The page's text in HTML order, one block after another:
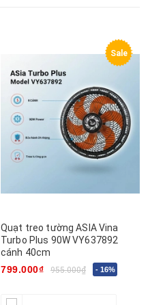
Sale
Quạt treo tường ASIA Vina
Turbo Plus 90W VY637892
cánh 40cm
799.000₫
955.000₫ - 16%